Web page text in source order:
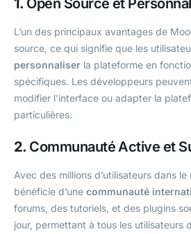
1. Open Source et
L’un des principaux avantages de
source, ce qui signifie que les
personnaliser la plateforme en
spécifiques. Les développeurs
modifier l’interface ou adapter la
particulières.
2. Communauté Active et
Avec des millions d’utilisateurs dans
bénéficie d’une communauté
forums, des tutoriels, et des plugins
jour, permettant à tous les utilisateurs